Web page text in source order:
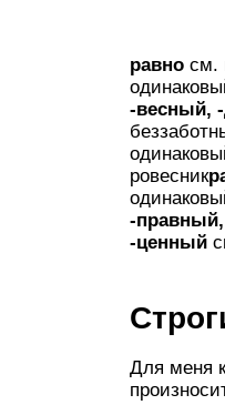
равно см.
-весный,
ровесник
-
-ценный
Для меня